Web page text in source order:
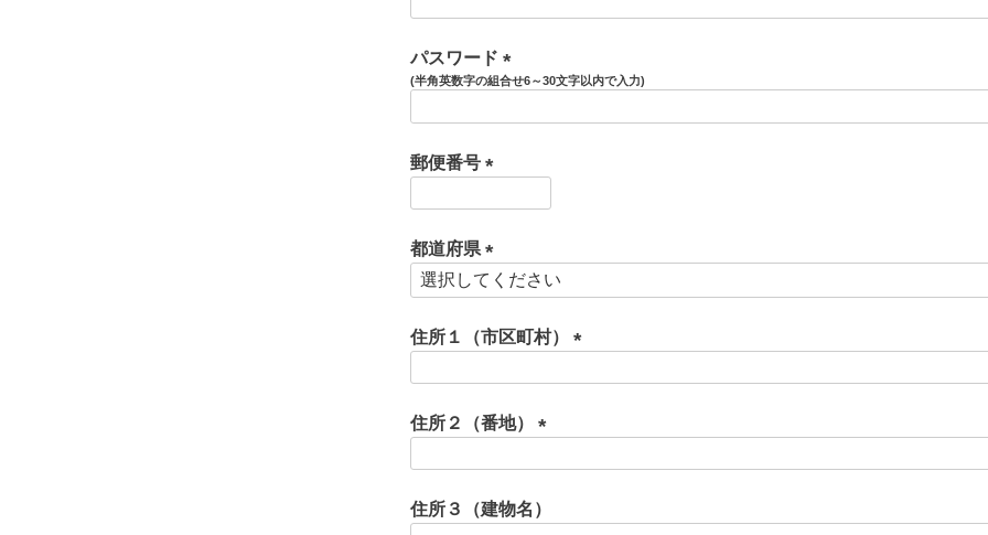
)
パスワード
(
郵便番号
須
)
都道府県
(
須
住所１（市区町村）
住所２（番地）
須
住所３（建物名）